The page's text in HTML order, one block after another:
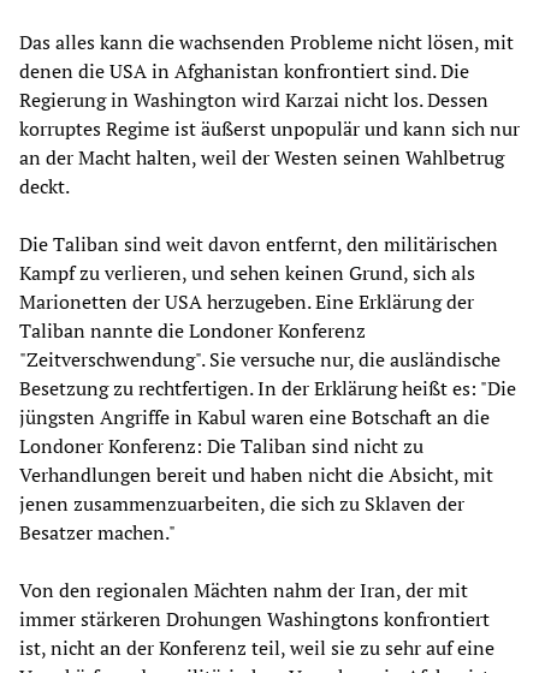
Das alles kann die wachsenden Probleme nicht lösen, mit
denen die USA in Afghanistan konfrontiert sind. Die
Regierung in Washington wird Karzai nicht los. Dessen
korruptes Regime ist äußerst unpopulär und kann sich nur
an der Macht halten, weil der Westen seinen Wahlbetrug
deckt.
Die Taliban sind weit davon entfernt, den militärischen
Kampf zu verlieren, und sehen keinen Grund, sich als
Marionetten der USA herzugeben. Eine Erklärung der
Taliban nannte die Londoner Konferenz
"Zeitverschwendung". Sie versuche nur, die ausländische
Besetzung zu rechtfertigen. In der Erklärung heißt es: "Die
jüngsten Angriffe in Kabul waren eine Botschaft an die
Londoner Konferenz: Die Taliban sind nicht zu
Verhandlungen bereit und haben nicht die Absicht, mit
jenen zusammenzuarbeiten, die sich zu Sklaven der
Besatzer machen."
Von den regionalen Mächten nahm der Iran, der mit
immer stärkeren Drohungen Washingtons konfrontiert
ist, nicht an der Konferenz teil, weil sie zu sehr auf eine